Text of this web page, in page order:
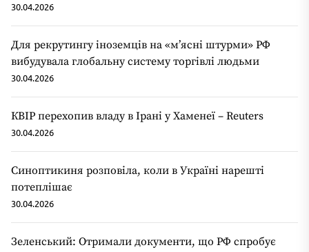
30.04.2026
Для рекрутингу іноземців на «мʼясні штурми» РФ
вибудувала глобальну систему торгівлі людьми
30.04.2026
КВІР перехопив владу в Ірані у Хаменеї – Reuters
30.04.2026
Синоптикиня розповіла, коли в Україні нарешті
потеплішає
30.04.2026
Зеленський: Отримали документи, що РФ спробує